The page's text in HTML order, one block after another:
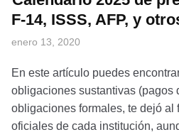
F-14, ISSS, AFP, y
enero 13, 2020
En este artículo puedes
obligaciones sustantivas (pagos
obligaciones formales, te dejó al
oficiales de cada institución,